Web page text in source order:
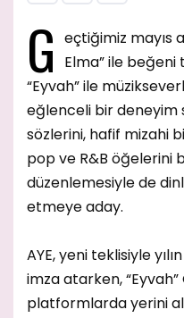
G eçtiğimiz mayıs
Elma” ile beğeni
“Eyvah” ile
eğlenceli bir deneyim
sözlerini, hafif mizahi
pop ve R&B öğelerini
düzenlemesiyle de
etmeye aday.
AYE, yeni teklisiyle
imza atarken,
platformlarda yerini